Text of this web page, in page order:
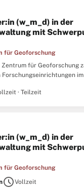
(w_m_d) in der
mit
für Geoforschung
Zentrum für Geoforschung
· Teilzeit
(w_m_d) in der
mit
für Geoforschung
scheduleVollzeit